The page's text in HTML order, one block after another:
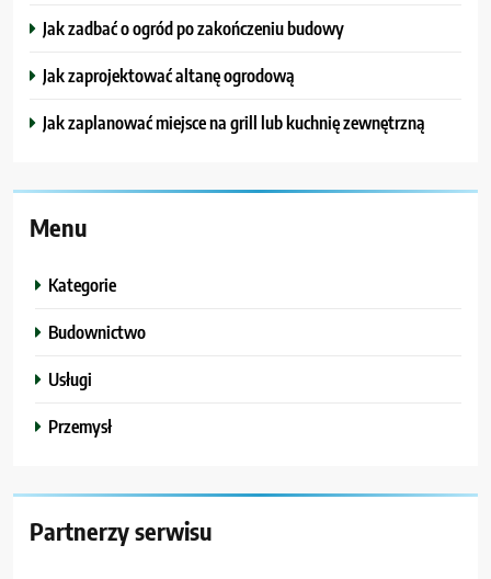
Jak zadbać o ogród po zakończeniu budowy
Jak zaprojektować altanę ogrodową
Jak zaplanować miejsce na grill lub kuchnię zewnętrzną
Menu
Kategorie
Budownictwo
Usługi
Przemysł
Partnerzy serwisu